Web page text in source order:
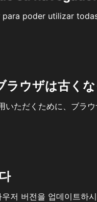
poder utilizar
ラウザは古く
ただくために、ブラウ
저 버전을 업데이트하